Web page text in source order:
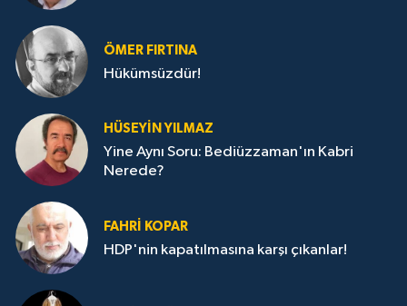
ÖMER FIRTINA
Hükümsüzdür!
HÜSEYIN YILMAZ
Yine Aynı Soru: Bediüzzaman'ın Kabri
Nerede?
FAHRI KOPAR
HDP'nin kapatılmasına karşı çıkanlar!